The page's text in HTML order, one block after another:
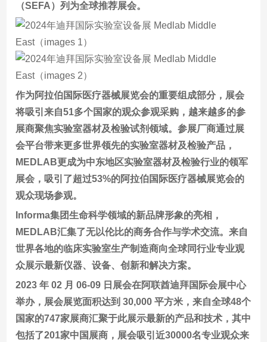
（SEFA）列为全球推荐展会。
作为阿拉伯国际医疗器械展览会的重要组成部分，展会
将吸引来自51多个国家的观众参观采购，越来越多的参
展商聚焦实验室器材及检验试剂领域。参展厂商通过展
会平台带来更多世界领先的实验室器材及检验产品，
MEDLAB更成为中东地区实验室器材及检验行业的领军
展会，吸引了超过53%的阿拉伯国际医疗器械展览会的
观众现场参观。
Informa集团生命科学领域的新品牌形象的亮相，
MEDLAB汇集了无以伦比的商务合作与学术交流。来自
世界各地的临床实验室生产制造商向全球同行业专业观
众展示最新仪器、设备、创新和解决方案。
2023 年 02 月 06-09 日展会在阿联酋迪拜国际会展中心
举办，展会展览面积达到 30,000 平方米，来自全球48个
国家的747家展商汇聚于此展示最新的产品和技术，其中
包括了201家中国展商，展会吸引近30000名专业观众来